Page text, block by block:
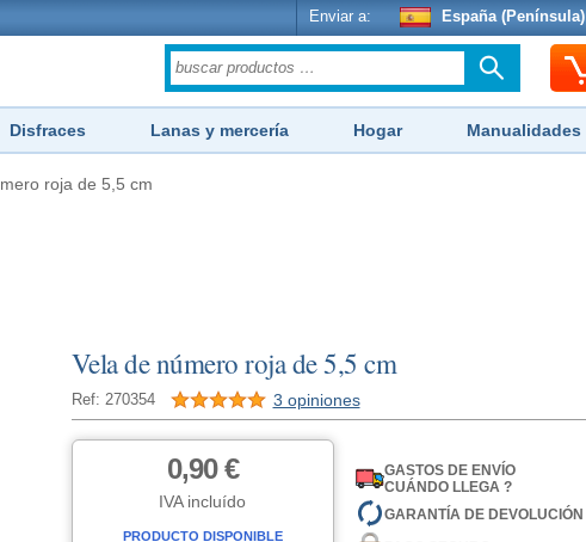
Enviar a: España (Península)
Disfraces Lanas y mercería Hogar Manualidades
roja de 5,5 cm
Vela de número roja de 5,5 cm
Ref: 270354 3 opiniones
0,90 €
IVA incluído
PRODUCTO DISPONIBLE
GASTOS DE ENVÍO
CUÁNDO LLEGA ?
GARANTÍA DE DEVOLUCIÓN